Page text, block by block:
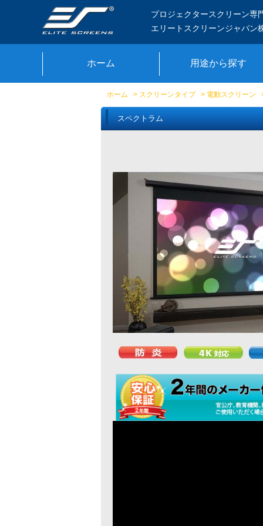
プロジェクタースクリーン専
エリートスクリーンジャパ
ホーム 用途から探す
ホーム > スクリーンタイプ > 電動スクリーン
スペクトラム